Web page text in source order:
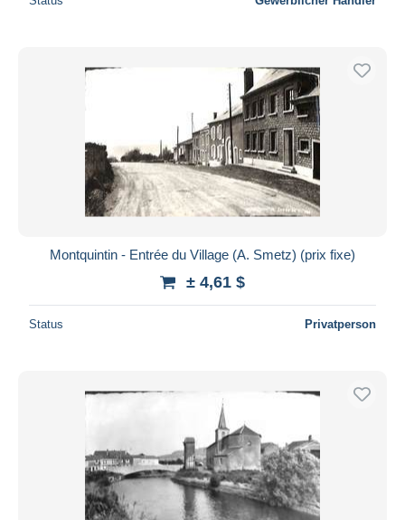
Montquintin - Entrée du Village (A. Smetz) (prix fixe)
± 4,61 $
Status Privatperson